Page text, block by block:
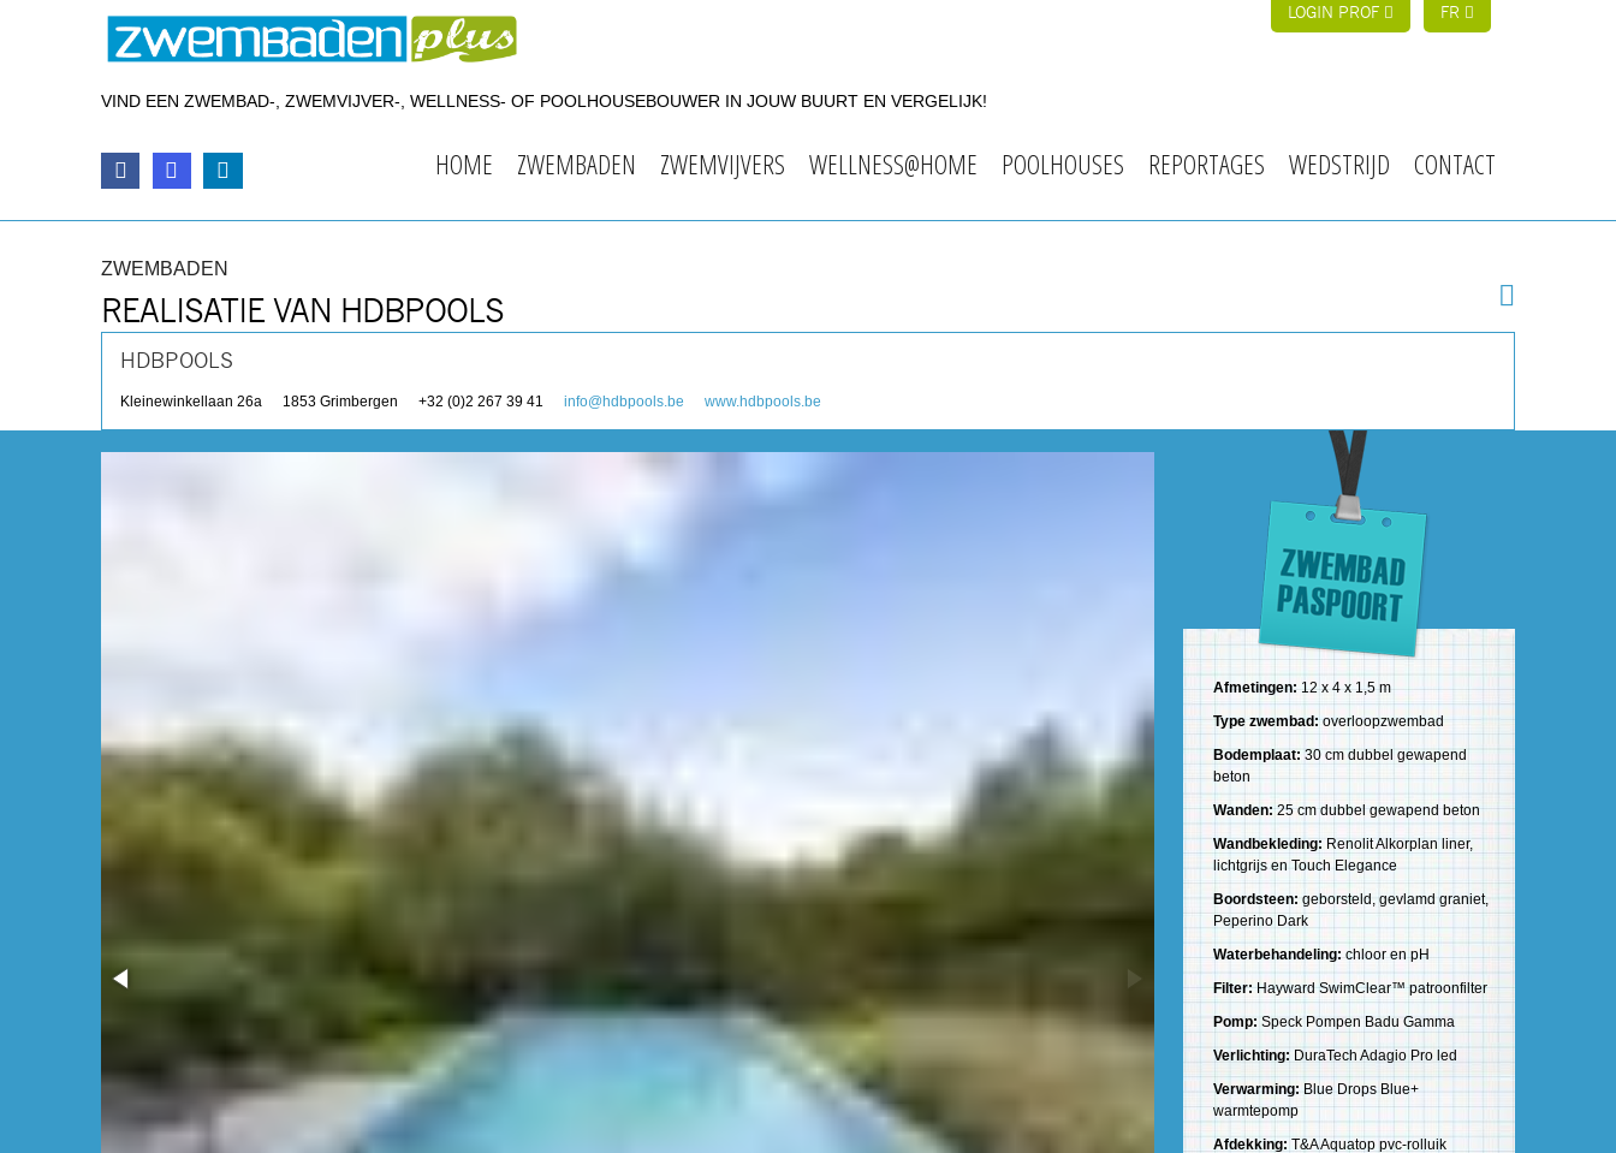
LOGIN PROF FR
VIND EEN ZWEMBAD-, ZWEMVIJVER-, WELLNESS- OF POOLHOUSEBOUWER IN JOUW BUURT EN VERGELIJK!
HOME ZWEMBADEN ZWEMVIJVERS WELLNESS@HOME POOLHOUSES REPORTAGES WEDSTRIJD CONTACT
ZWEMBADEN
REALISATIE VAN HDBPOOLS
HDBPOOLS
Kleinewinkellaan 26a 1853 Grimbergen +32 (0)2 267 39 41 info@hdbpools.be www.hdbpools.be
Afmetingen:12 x 4 x 1,5 m
Type zwembad:overloopzwembad
Bodemplaat: 30 cm dubbel gewapend
beton
Wanden:25 cm dubbel gewapend beton
Wandbekleding: Renolit Alkorplan liner,
lichtgrijs en Touch Elegance
Boordsteen: geborsteld, gevlamd graniet,
Peperino Dark
Waterbehandeling:chloor en pH
Filter:Hayward SwimClear™ patroonfilter
Pomp: Speck Pompen Badu Gamma
Verlichting: DuraTech Adagio Pro led
Verwarming: Blue Drops Blue+
warmtepomp
Afdekking: T&A Aquatop pvc-rolluik